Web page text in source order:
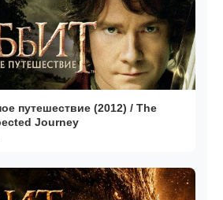
путешествие (2012) / The
Journey